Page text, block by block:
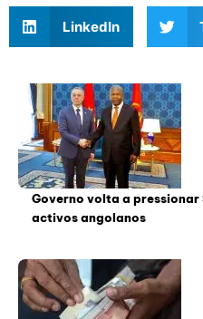
LinkedIn
Governo volta a
activos angolanos